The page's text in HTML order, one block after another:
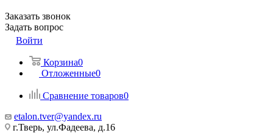
Заказать звонок
Задать вопрос
Войти
Корзина0
Отложенные0
Сравнение товаров0
etalon.tver@yandex.ru
г.Тверь, ул.Фадеева, д.16